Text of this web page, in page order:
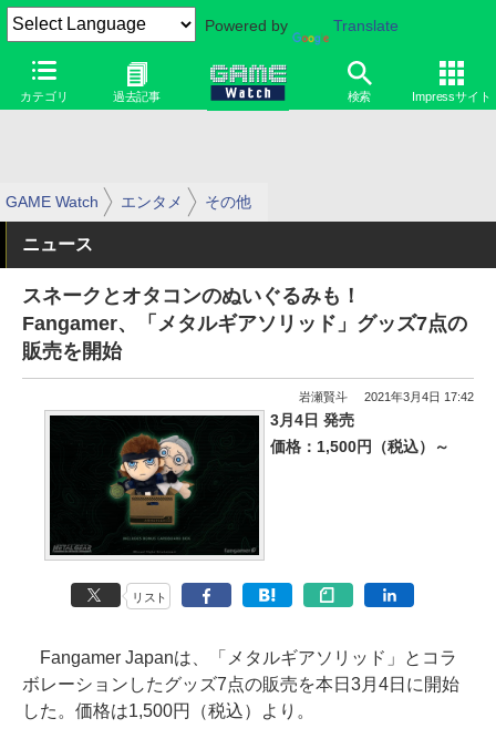
Powered by Translate
カテゴリ 過去記事 検索 Impressサイト
GAME Watch エンタメ その他
ニュース
スネークとオタコンのぬいぐるみも！
Fangamer、「メタルギアソリッド」グッズ7点の
販売を開始
岩瀬賢斗 2021年3月4日 17:42
3月4日 発売
価格：1,500円（税込）～
リスト
Fangamer Japanは、「メタルギアソリッド」とコラ
ボレーションしたグッズ7点の販売を本日3月4日に開始
した。価格は1,500円（税込）より。